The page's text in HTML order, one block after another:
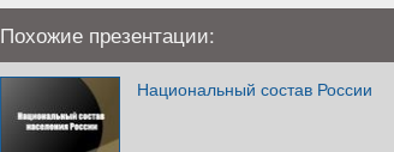
Похожие презентации:
Национальный состав России